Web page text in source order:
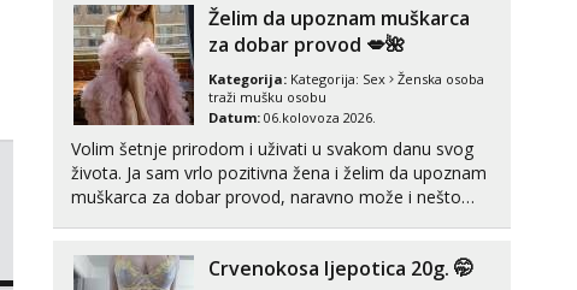
Čekam tvoj poziv!
Tel: 064/677-677- Kod: #142
tel:0,93€ - mob:1,12€ min
Mira
Tel: 064/677-677- Kod: #72
tel:0,93€ - mob:1,12€ min
Razgovaram :)
Želim da upoznam muškarca
za dobar provod 💋🌺
Kategorija: Kategorija: Sex
Ženska osoba
traži mušku osobu
Datum: 06.kolovoza 2026.
Volim šetnje prirodom i uživati u svakom danu svog
života. Ja sam vrlo pozitivna žena i želim da upoznam
muškarca za dobar provod, naravno može i nešto
Crvenokosa ljepotica 20g. 🤭